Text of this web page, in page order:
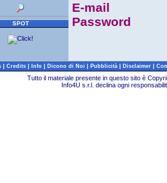
SPOT
E-mail
Password
| Credits | Info | Dicono di Noi | Pubblicità | Disclaimer |
Tutto il materiale presente in questo sito è
Info4U s.r.l. declina ogni